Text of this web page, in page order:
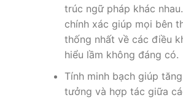
trúc ngữ pháp khác
chính xác giúp mọi bên
thống nhất về các điều
hiểu lầm không đáng có.
Tính minh bạch giúp
tưởng và hợp tác giữa